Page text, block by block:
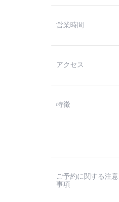
営業時間
アクセス
特徴
ご予約に関する注意
事項